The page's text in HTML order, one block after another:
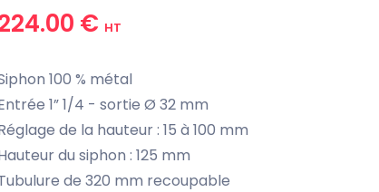
€ HT
100 % métal
1” 1/4 - sortie Ø 32 mm
de la hauteur : 15 à 100 mm
du siphon : 125 mm
de 320 mm recoupable